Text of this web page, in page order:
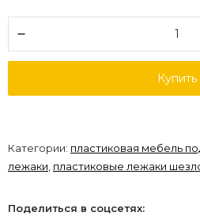
Купить
Категории: пластиковая мебель
лежаки, пластиковые лежаки
Поделиться в соцсетях: